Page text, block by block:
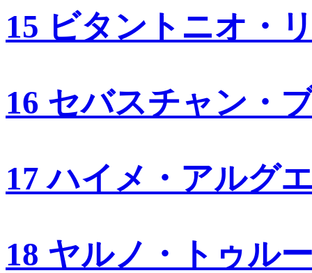
15 ビタントニオ・
16 セバスチャン・
17 ハイメ・アルグ
18 ヤルノ・トゥル